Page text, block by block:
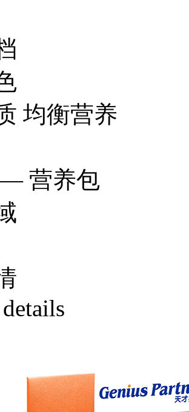
均衡营养
营养包